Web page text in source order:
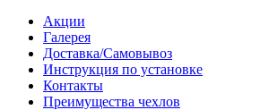
Акции
Галерея
Доставка/Самовывоз
Инструкция по установке
Контакты
Преимущества чехлов